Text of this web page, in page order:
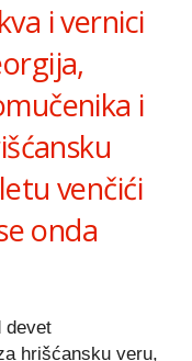
i vernici
i
venčići
onda
devet
hrišćansku veru,